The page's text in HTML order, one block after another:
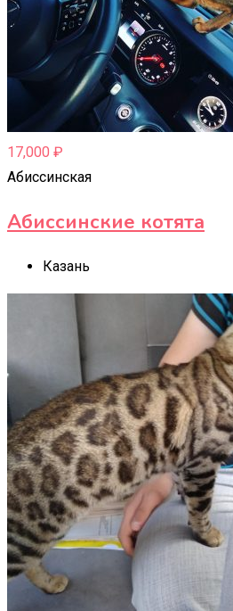
17,000 ₽
Абиссинская
Абиссинские котята
Казань